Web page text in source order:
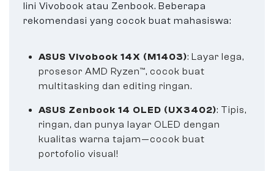
lini Vivobook atau Zenbook. Beberapa
rekomendasi yang cocok buat mahasiswa:
ASUS Vivobook 14X (M1403): Layar lega,
prosesor AMD Ryzen™, cocok buat
multitasking dan editing ringan.
ASUS Zenbook 14 OLED (UX3402): Tipis,
ringan, dan punya layar OLED dengan
kualitas warna tajam—cocok buat
portofolio visual!